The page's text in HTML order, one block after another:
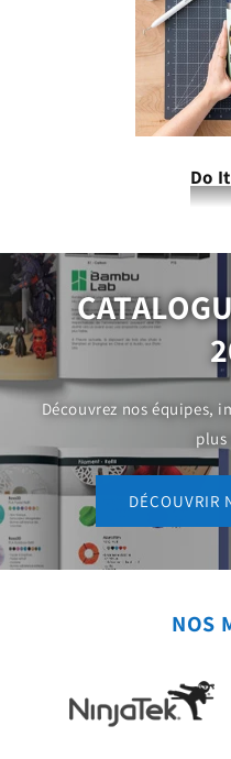
Do
Découvrez nos équipes,
plus
DÉCOUVRIR
NOS